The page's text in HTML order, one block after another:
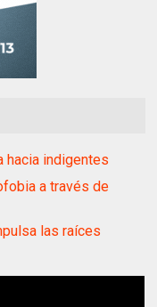
hacia indigentes
a través de
las raíces